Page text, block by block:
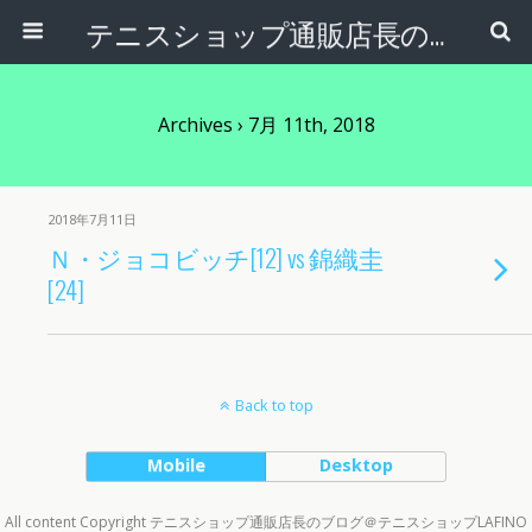
テニスショップ通販店長のブログ＠テニスショップLAFINO 西山克久
Archives › 7月 11th, 2018
2018年7月11日
Ｎ・ジョコビッチ[12] vs 錦織圭
[24]
Back to top
Mobile Desktop
All content Copyright テニスショップ通販店長のブログ＠テニスショップLAFINO